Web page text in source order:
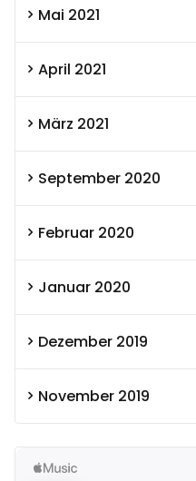
Mai 2021
April 2021
März 2021
September 2020
Februar 2020
Januar 2020
Dezember 2019
November 2019